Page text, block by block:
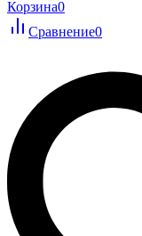
Корзина0
Сравнение0